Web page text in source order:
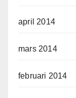
april 2014
mars 2014
februari 2014